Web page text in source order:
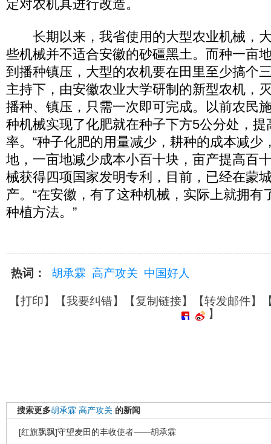
定对农机具进行改造。
长期以来，我省使用的大型农业机械，
些机械并不适合安徽的砂礓黑土。而种一亩
到播种镇压，大型的农机要在田里至少搞个
主持下，由安徽农业大学研制的新型农机，
播种、镇压，只需一次即可完成。以前农民
种机械实现了化肥就在种子下方5公分处，提
率。“种子化肥的用量减少，耕种的成本减少
地，一亩地减少成本小百十块，亩产提高百
械获得四项国家发明专利，目前，已经在蒙
产。“在安徽，有了这种机械，实际上就拥有
种植方法。”
热词： 胡承霖 高产攻关 中国好人
【打印】【我要纠错】【复制链接】【转发邮件】
】
搜索更多胡承霖 高产攻关 的新闻
[红旗飘飘]守望麦田的丰收使者――胡承霖